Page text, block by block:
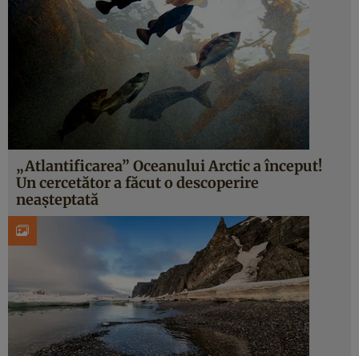
„Atlantificarea” Oceanului Arctic a început!
Un cercetător a făcut o descoperire
neașteptată